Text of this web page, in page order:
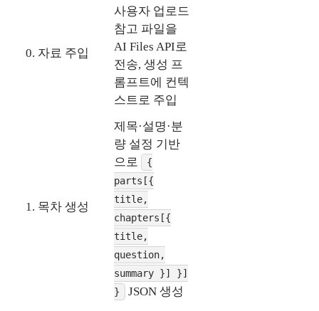
0. 자료 주입
사용자 업로드
참고 파일을
AI Files API로
전송, 생성 프
롬프트에 컨텍
스트로 주입
1. 목차 생성
제목·설명·분
량 설정 기반
으로
{
parts[{
title,
chapters[{
title,
question,
summary }] }]
}
JSON 생성